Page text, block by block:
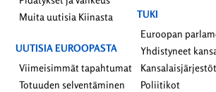
Muita uutisia Kiinasta
UUTISIA EUROOPASTA
Viimeisimmät tapahtumat
Totuuden selventäminen
TUKI
Euroopan
Yhdistyneet
Kansalaisjärjestöt
Poliitikot